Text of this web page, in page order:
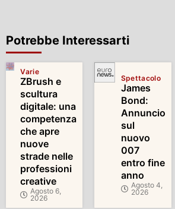
Potrebbe Interessarti
Varie
ZBrush e
scultura
digitale: una
competenza
che apre
nuove
strade nelle
professioni
creative
Agosto 6,
2026
Spettacolo
James
Bond:
Annuncio
sul
nuovo
007
entro fine
anno
Agosto 4,
2026